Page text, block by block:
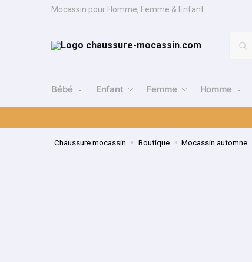
Mocassin pour Homme, Femme & Enfant
Bébé Enfant Femme Homme
Chaussure mocassin » Boutique » Mocassin automne